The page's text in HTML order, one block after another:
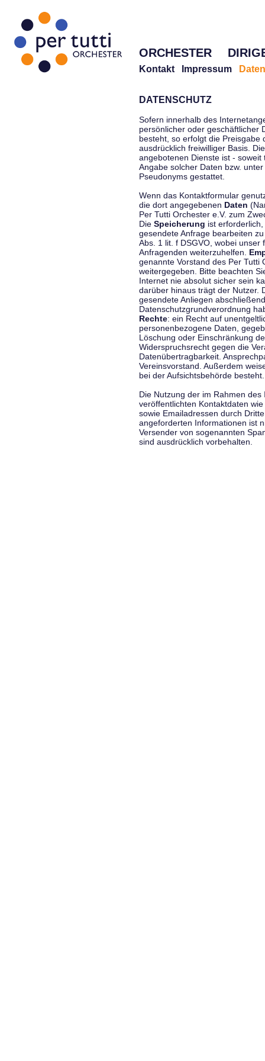
ORCHESTER
Kontakt Impressum
DATENSCHUTZ
Sofern innerhalb des
persönlicher oder geschäftlicher
besteht, so erfolgt die Preisgabe
ausdrücklich freiwilliger Basis.
angebotenen Dienste ist -
Angabe solcher Daten bzw.
Pseudonyms gestattet.
Wenn das Kontaktformular
die dort angegebenen Daten
Per Tutti Orchester e.V. zum
Die Speicherung ist
gesendete Anfrage bearbeiten
Abs. 1 lit. f DSGVO, wobei
Anfragenden weiterzuhelfen.
genannte Vorstand des Per Tutti
weitergegeben. Bitte beachten
Internet nie absolut sicher sein
darüber hinaus trägt der Nutzer.
gesendete Anliegen
Datenschutzgrundverordnung
Rechte: ein Recht auf
personenbezogene Daten,
Löschung oder Einschränkung
Widerspruchsrecht gegen die
Datenübertragbarkeit.
Vereinsvorstand. Außerdem
bei der Aufsichtsbehörde besteht.
Die Nutzung der im Rahmen
veröffentlichten Kontaktdaten
sowie Emailadressen durch
angeforderten Informationen ist
Versender von sogenannten
sind ausdrücklich vorbehalten.